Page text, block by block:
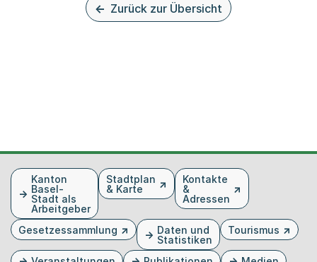
Zurück zur Übersicht
FusszeileKanton
Basel-
Stadt als
Arbeitgeber
Stadtplan
& Karte
Kontakte
&
Adressen
Gesetzessammlung
Daten und
Statistiken
Tourismus